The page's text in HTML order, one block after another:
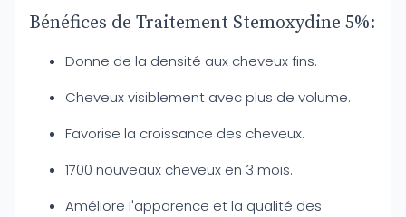
Bénéfices de Traitement Stemoxydine 5%:
Donne de la densité aux cheveux fins.
Cheveux visiblement avec plus de volume.
Favorise la croissance des cheveux.
1700 nouveaux cheveux en 3 mois.
Améliore l'apparence et la qualité des